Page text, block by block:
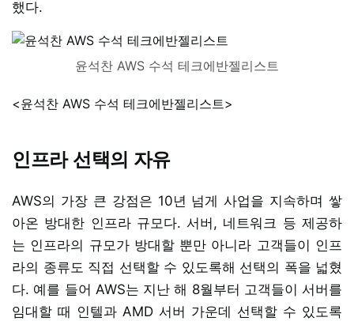
했다.
윤석찬 AWS 수석 테크에반젤리스트
<윤석찬 AWS 수석 테크에반젤리스트>
인프라 선택의 자유
AWS의 가장 큰 강점은 10년 넘게 사업을 지속하며 쌓
아온 방대한 인프라 규모다. 서버, 네트워크 등 제공하
는 인프라의 규모가 방대할 뿐만 아니라 고객들이 인프
라의 종류도 직접 선택할 수 있도록해 선택의 폭을 넓혔
다. 예를 들어 AWS는 지난 해 8월부터 고객들이 서버를
임대할 때 인텔과 AMD 서버 가운데 선택할 수 있도록